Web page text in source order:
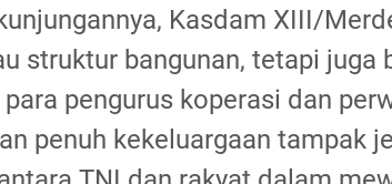
Kasdam XIII/
struktur bangunan, tetapi juga
pengurus koperasi dan
penuh kekeluargaan tampak